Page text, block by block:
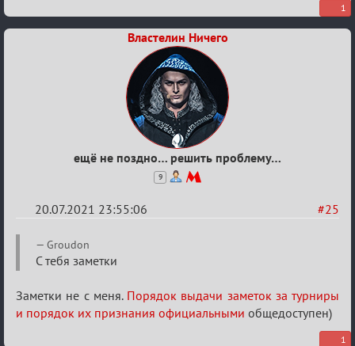
1
Властелин Ничего
ещё не поздно… решить проблему…
9
#25
20.07.2021 23:55:06
Re:
Обуждение
Groudon
С тебя заметки
Заметки не с меня. Порядок выдачи заметок за турниры
и порядок их признания официальными общедоступен)
1